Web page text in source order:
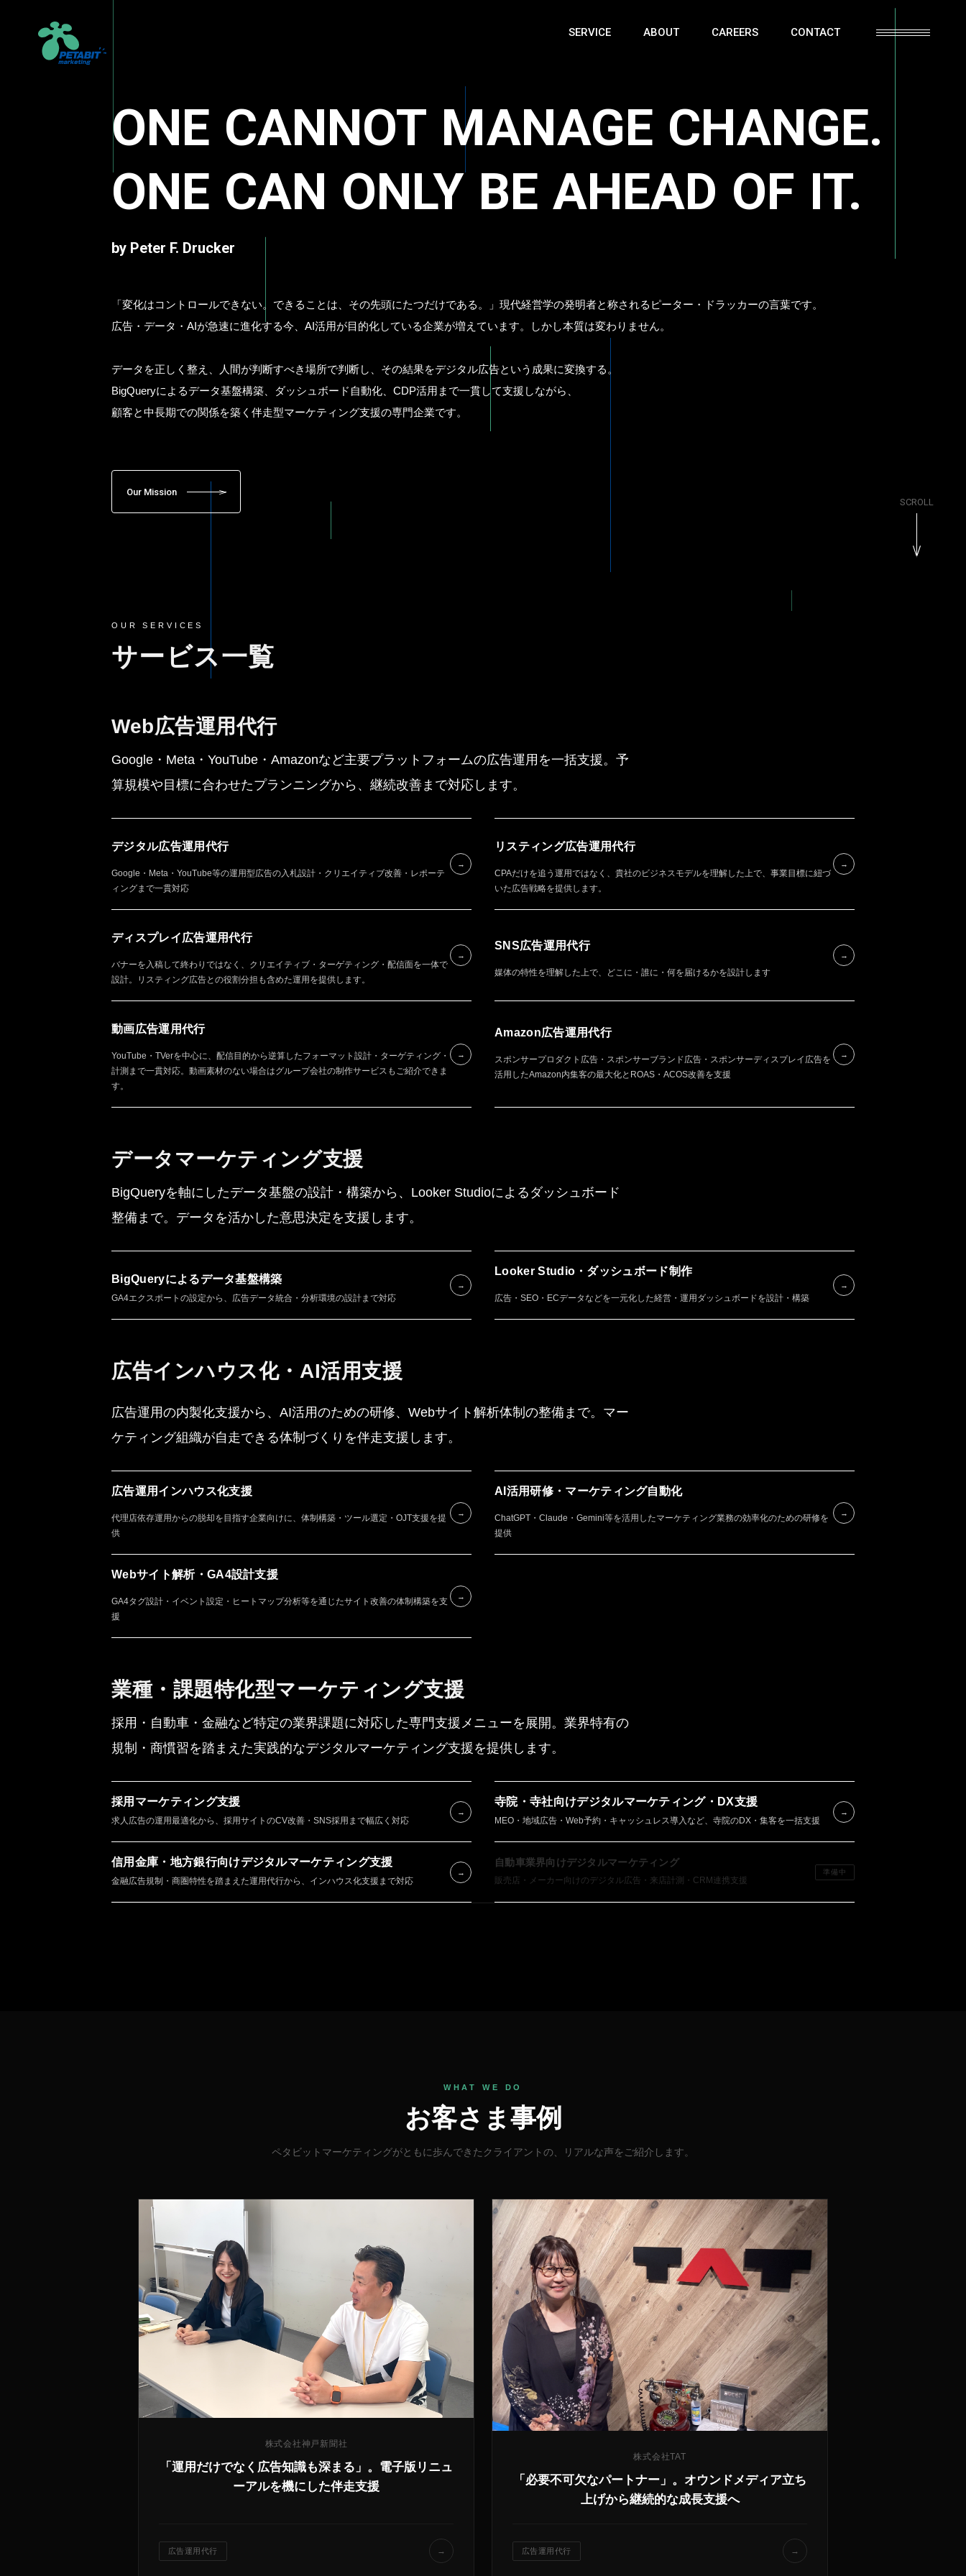
SERVICE ABOUT CAREERS CONTACT
ONE CANNOT MANAGE CHANGE.
ONE CAN ONLY BE AHEAD OF IT.
by Peter F. Drucker
「変化はコントロールできない。できることは、その先頭にたつだけである。」現代経営学の発明者と称されるピーター・ドラッカーの言葉です。
広告・データ・AIが急速に進化する今、AI活用が目的化している企業が増えています。しかし本質は変わりません。
データを正しく整え、人間が判断すべき場所で判断し、その結果をデジタル広告という成果に変換する。
BigQueryによるデータ基盤構築、ダッシュボード自動化、CDP活用まで一貫して支援しながら、
顧客と中長期での関係を築く伴走型マーケティング支援の専門企業です。
Our Mission
SCROLL
OUR SERVICES
サービス一覧
Web広告運用代行
Google・Meta・YouTube・Amazonなど主要プラットフォームの広告運用を一括支援。予
算規模や目標に合わせたプランニングから、継続改善まで対応します。
デジタル広告運用代行
Google・Meta・YouTube等の運用型広告の入札設計・クリエイティブ改善・レポーテ
ィングまで一貫対応
→
リスティング広告運用代行
CPAだけを追う運用ではなく、貴社のビジネスモデルを理解した上で、事業目標に紐づ
いた広告戦略を提供します。
→
ディスプレイ広告運用代行
バナーを入稿して終わりではなく、クリエイティブ・ターゲティング・配信面を一体で
設計。リスティング広告との役割分担も含めた運用を提供します。
→
SNS広告運用代行
媒体の特性を理解した上で、どこに・誰に・何を届けるかを設計します
→
動画広告運用代行
YouTube・TVerを中心に、配信目的から逆算したフォーマット設計・ターゲティング・
計測まで一貫対応。動画素材のない場合はグループ会社の制作サービスもご紹介できま
す。
→
Amazon広告運用代行
スポンサープロダクト広告・スポンサーブランド広告・スポンサーディスプレイ広告を
活用したAmazon内集客の最大化とROAS・ACOS改善を支援
→
データマーケティング支援
BigQueryを軸にしたデータ基盤の設計・構築から、Looker Studioによるダッシュボード
整備まで。データを活かした意思決定を支援します。
BigQueryによるデータ基盤構築
GA4エクスポートの設定から、広告データ統合・分析環境の設計まで対応
→
Looker Studio・ダッシュボード制作
広告・SEO・ECデータなどを一元化した経営・運用ダッシュボードを設計・構築
→
広告インハウス化・AI活用支援
広告運用の内製化支援から、AI活用のための研修、Webサイト解析体制の整備まで。マー
ケティング組織が自走できる体制づくりを伴走支援します。
広告運用インハウス化支援
代理店依存運用からの脱却を目指す企業向けに、体制構築・ツール選定・OJT支援を提
供
→
AI活用研修・マーケティング自動化
ChatGPT・Claude・Gemini等を活用したマーケティング業務の効率化のための研修を
提供
→
Webサイト解析・GA4設計支援
GA4タグ設計・イベント設定・ヒートマップ分析等を通じたサイト改善の体制構築を支
援
→
業種・課題特化型マーケティング支援
採用・自動車・金融など特定の業界課題に対応した専門支援メニューを展開。業界特有の
規制・商慣習を踏まえた実践的なデジタルマーケティング支援を提供します。
採用マーケティング支援
求人広告の運用最適化から、採用サイトのCV改善・SNS採用まで幅広く対応
→
寺院・寺社向けデジタルマーケティング・DX支援
MEO・地域広告・Web予約・キャッシュレス導入など、寺院のDX・集客を一括支援
→
信用金庫・地方銀行向けデジタルマーケティング支援
金融広告規制・商圏特性を踏まえた運用代行から、インハウス化支援まで対応
→
自動車業界向けデジタルマーケティング
販売店・メーカー向けのデジタル広告・来店計測・CRM連携支援
準備中
WHAT WE DO
お客さま事例
ペタビットマーケティングがともに歩んできたクライアントの、リアルな声をご紹介します。
株式会社神戸新聞社
「運用だけでなく広告知識も深まる」。電子版リニュ
ーアルを機にした伴走支援
広告運用代行 →
株式会社TAT
「必要不可欠なパートナー」。オウンドメディア立ち
上げから継続的な成長支援へ
広告運用代行 →
SERVICE
NEWS
BLOG
CONTACT